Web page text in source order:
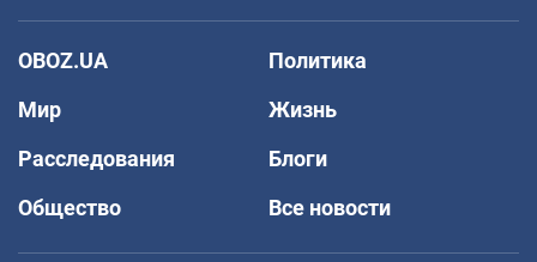
OBOZ.UA
Политика
Мир
Жизнь
Расследования
Блоги
Общество
Все новости